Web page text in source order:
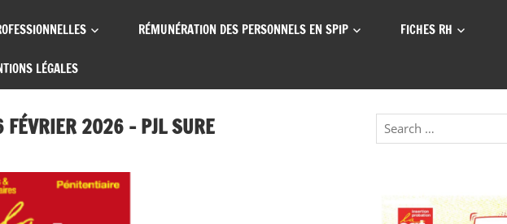
RÉMUNÉRATION DES PERSONNELS EN SPIP FICHES RH
LÉGALES
FÉVRIER 2026 – PJL SURE